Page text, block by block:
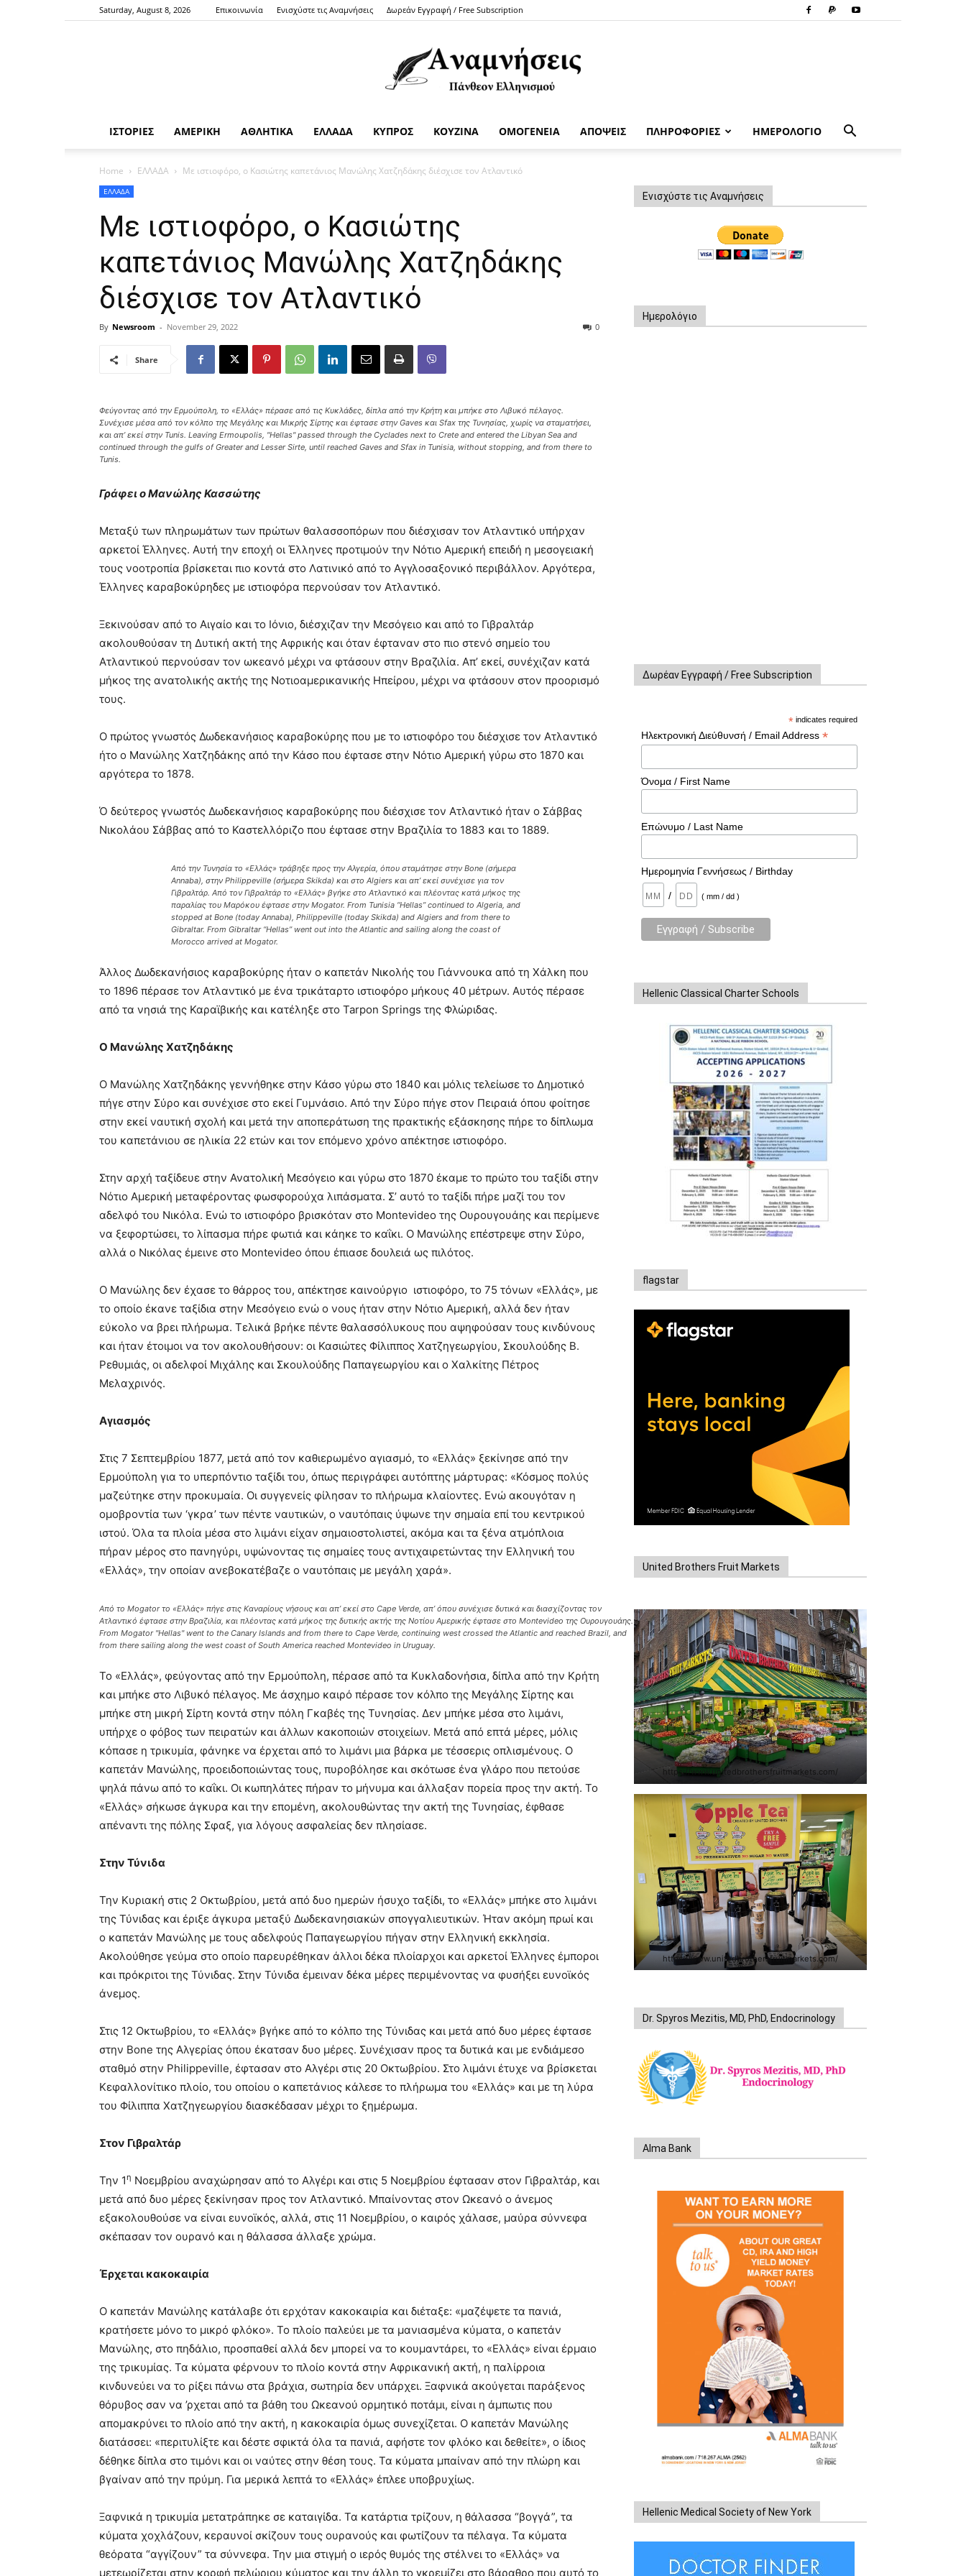
Saturday, August 8, 2026 Επικοινωνία Ενισχύστε τις Αναμνήσεις Δωρεάν Εγγραφή / Free Subscription
ΙΣΤΟΡΙΕΣ ΑΜΕΡΙΚΗ ΑΘΛΗΤΙΚΑ ΕΛΛΑΔΑ ΚΥΠΡΟΣ ΚΟΥΖΙΝΑ ΟΜΟΓΕΝΕΙΑ ΑΠΟΨΕΙΣ ΠΛΗΡΟΦΟΡΙΕΣ ΗΜΕΡΟΛΟΓΙΟ
Home ΕΛΛΑΔΑ Με ιστιοφόρο, ο Κασιώτης καπετάνιος Μανώλης Χατζηδάκης διέσχισε τον Ατλαντικό
ΕΛΛΑΔΑ
Με ιστιοφόρο, ο Κασιώτης
καπετάνιος Μανώλης Χατζηδάκης
διέσχισε τον Ατλαντικό
By Newsroom - November 29, 2022 0
Share
Φεύγοντας από την Ερμούπολη, το «Ελλάς» πέρασε από τις Κυκλάδες, δίπλα από την Κρήτη και μπήκε στο Λιβυκό πέλαγος.
Συνέχισε μέσα από τον κόλπο της Μεγάλης και Μικρής Σίρτης και έφτασε στην Gaves και Sfax της Τυνησίας, χωρίς να σταματήσει,
και απ’ εκεί στην Tunis. Leaving Ermoupolis, "Hellas" passed through the Cyclades next to Crete and entered the Libyan Sea and
continued through the gulfs of Greater and Lesser Sirte, until reached Gaves and Sfax in Tunisia, without stopping, and from there to
Tunis.
Γράφει ο Μανώλης Κασσώτης
Μεταξύ των πληρωμάτων των πρώτων θαλασσοπόρων που διέσχισαν τον Ατλαντικό υπήρχαν
αρκετοί Έλληνες. Αυτή την εποχή οι Έλληνες προτιμούν την Νότιο Αμερική επειδή η μεσογειακή
τους νοοτροπία βρίσκεται πιο κοντά στο Λατινικό από το Αγγλοσαξονικό περιβάλλον. Αργότερα,
Έλληνες καραβοκύρηδες με ιστιοφόρα περνούσαν τον Ατλαντικό.
Ξεκινούσαν από το Αιγαίο και το Ιόνιο, διέσχιζαν την Μεσόγειο και από το Γιβραλτάρ
ακολουθούσαν τη Δυτική ακτή της Αφρικής και όταν έφταναν στο πιο στενό σημείο του
Ατλαντικού περνούσαν τον ωκεανό μέχρι να φτάσουν στην Βραζιλία. Απ’ εκεί, συνέχιζαν κατά
μήκος της ανατολικής ακτής της Νοτιοαμερικανικής Ηπείρου, μέχρι να φτάσουν στον προορισμό
τους.
Ο πρώτος γνωστός Δωδεκανήσιος καραβοκύρης που με το ιστιοφόρο του διέσχισε τον Ατλαντικό
ήτο ο Μανώλης Χατζηδάκης από την Κάσο που έφτασε στην Νότιο Αμερική γύρω στο 1870 και
αργότερα το 1878.
Ό δεύτερος γνωστός Δωδεκανήσιος καραβοκύρης που διέσχισε τον Ατλαντικό ήταν ο Σάββας
Νικολάου Σάββας από το Καστελλόριζο που έφτασε στην Βραζιλία το 1883 και το 1889.
Από την Τυνησία το «Ελλάς» τράβηξε προς την Αλγερία, όπου σταμάτησε στην Bone (σήμερα
Annaba), στην Philippeville (σήμερα Skikda) και στο Algiers και απ’ εκεί συνέχισε για τον
Γιβραλτάρ. Από τον Γιβραλτάρ το «Ελλάς» βγήκε στο Ατλαντικό και πλέοντας κατά μήκος της
παραλίας του Μαρόκου έφτασε στην Mogator. From Tunisia “Hellas” continued to Algeria, and
stopped at Bone (today Annaba), Philippeville (today Skikda) and Algiers and from there to
Gibraltar. From Gibraltar “Hellas” went out into the Atlantic and sailing along the coast of
Morocco arrived at Mogator.
Άλλος Δωδεκανήσιος καραβοκύρης ήταν ο καπετάν Νικολής του Γιάννουκα από τη Χάλκη που
το 1896 πέρασε τον Ατλαντικό με ένα τρικάταρτο ιστιοφόρο μήκους 40 μέτρων. Αυτός πέρασε
από τα νησιά της Καραϊβικής και κατέληξε στο Tarpon Springs της Φλώριδας.
Ο Μανώλης Χατζηδάκης
Ο Μανώλης Χατζηδάκης γεννήθηκε στην Κάσο γύρω στο 1840 και μόλις τελείωσε το Δημοτικό
πήγε στην Σύρο και συνέχισε στο εκεί Γυμνάσιο. Από την Σύρο πήγε στον Πειραιά όπου φοίτησε
στην εκεί ναυτική σχολή και μετά την αποπεράτωση της πρακτικής εξάσκησης πήρε το δίπλωμα
του καπετάνιου σε ηλικία 22 ετών και τον επόμενο χρόνο απέκτησε ιστιοφόρο.
Στην αρχή ταξίδευε στην Ανατολική Μεσόγειο και γύρω στο 1870 έκαμε το πρώτο του ταξίδι στην
Νότιο Αμερική μεταφέροντας φωσφορούχα λιπάσματα. Σ’ αυτό το ταξίδι πήρε μαζί του τον
αδελφό του Νικόλα. Ενώ το ιστιοφόρο βρισκόταν στο Montevideo της Ουρουγουάης και περίμενε
να ξεφορτώσει, το λίπασμα πήρε φωτιά και κάηκε το καΐκι. Ο Μανώλης επέστρεψε στην Σύρο,
αλλά ο Νικόλας έμεινε στο Montevideo όπου έπιασε δουλειά ως πιλότος.
Ο Μανώλης δεν έχασε το θάρρος του, απέκτησε καινούργιο ιστιοφόρο, το 75 τόνων «Ελλάς», με
το οποίο έκανε ταξίδια στην Μεσόγειο ενώ ο νους ήταν στην Νότιο Αμερική, αλλά δεν ήταν
εύκολο να βρει πλήρωμα. Τελικά βρήκε πέντε θαλασσόλυκους που αψηφούσαν τους κινδύνους
και ήταν έτοιμοι να τον ακολουθήσουν: οι Κασιώτες Φίλιππος Χατζηγεωργίου, Σκουλούδης Β.
Ρεθυμιάς, οι αδελφοί Μιχάλης και Σκουλούδης Παπαγεωργίου και ο Χαλκίτης Πέτρος
Μελαχρινός.
Αγιασμός
Στις 7 Σεπτεμβρίου 1877, μετά από τον καθιερωμένο αγιασμό, το «Ελλάς» ξεκίνησε από την
Ερμούπολη για το υπερπόντιο ταξίδι του, όπως περιγράφει αυτόπτης μάρτυρας: «Κόσμος πολύς
μαζεύτηκε στην προκυμαία. Οι συγγενείς φίλησαν το πλήρωμα κλαίοντες. Ενώ ακουγόταν η
ομοβροντία των ‘γκρα’ των πέντε ναυτικών, ο ναυτόπαις ύψωνε την σημαία επί του κεντρικού
ιστού. Όλα τα πλοία μέσα στο λιμάνι είχαν σημαιοστολιστεί, ακόμα και τα ξένα ατμόπλοια
πήραν μέρος στο πανηγύρι, υψώνοντας τις σημαίες τους αντιχαιρετώντας την Ελληνική του
«Ελλάς», την οποίαν ανεβοκατέβαζε ο ναυτόπαις με μεγάλη χαρά».
Από το Mogator το «Ελλάς» πήγε στις Καναρίους νήσους και απ’ εκεί στο Cape Verde, απ’ όπου συνέχισε δυτικά και διασχίζοντας τον
Ατλαντικό έφτασε στην Βραζιλία, και πλέοντας κατά μήκος της δυτικής ακτής της Νοτίου Αμερικής έφτασε στο Montevideo της Ουρουγουάης.
From Mogator "Hellas" went to the Canary Islands and from there to Cape Verde, continuing west crossed the Atlantic and reached Brazil, and
from there sailing along the west coast of South America reached Montevideo in Uruguay.
Το «Ελλάς», φεύγοντας από την Ερμούπολη, πέρασε από τα Κυκλαδονήσια, δίπλα από την Κρήτη
και μπήκε στο Λιβυκό πέλαγος. Με άσχημο καιρό πέρασε τον κόλπο της Μεγάλης Σίρτης και
μπήκε στη μικρή Σίρτη κοντά στην πόλη Γκαβές της Τυνησίας. Δεν μπήκε μέσα στο λιμάνι,
υπήρχε ο φόβος των πειρατών και άλλων κακοποιών στοιχείων. Μετά από επτά μέρες, μόλις
κόπασε η τρικυμία, φάνηκε να έρχεται από το λιμάνι μια βάρκα με τέσσερις οπλισμένους. Ο
καπετάν Μανώλης, προειδοποιώντας τους, πυροβόλησε και σκότωσε ένα γλάρο που πετούσε
ψηλά πάνω από το καΐκι. Οι κωπηλάτες πήραν το μήνυμα και άλλαξαν πορεία προς την ακτή. Το
«Ελλάς» σήκωσε άγκυρα και την επομένη, ακολουθώντας την ακτή της Τυνησίας, έφθασε
απέναντι της πόλης Σφαξ, για λόγους ασφαλείας δεν πλησίασε.
Στην Τύνιδα
Την Κυριακή στις 2 Οκτωβρίου, μετά από δυο ημερών ήσυχο ταξίδι, το «Ελλάς» μπήκε στο λιμάνι
της Τύνιδας και έριξε άγκυρα μεταξύ Δωδεκανησιακών σπογγαλιευτικών. Ήταν ακόμη πρωί και
ο καπετάν Μανώλης με τους αδελφούς Παπαγεωργίου πήγαν στην Ελληνική εκκλησία.
Ακολούθησε γεύμα στο οποίο παρευρέθηκαν άλλοι δέκα πλοίαρχοι και αρκετοί Έλληνες έμποροι
και πρόκριτοι της Τύνιδας. Στην Τύνιδα έμειναν δέκα μέρες περιμένοντας να φυσήξει ευνοϊκός
άνεμος.
Στις 12 Οκτωβρίου, το «Ελλάς» βγήκε από το κόλπο της Τύνιδας και μετά από δυο μέρες έφτασε
στην Bone της Αλγερίας όπου έκατσαν δυο μέρες. Συνέχισαν προς τα δυτικά και με ενδιάμεσο
σταθμό στην Philippeville, έφτασαν στο Αλγέρι στις 20 Οκτωβρίου. Στο λιμάνι έτυχε να βρίσκεται
Κεφαλλονίτικο πλοίο, του οποίου ο καπετάνιος κάλεσε το πλήρωμα του «Ελλάς» και με τη λύρα
του Φίλιππα Χατζηγεωργίου διασκέδασαν μέχρι το ξημέρωμα.
Στον Γιβραλτάρ
Την 1η Νοεμβρίου αναχώρησαν από το Αλγέρι και στις 5 Νοεμβρίου έφτασαν στον Γιβραλτάρ, και
μετά από δυο μέρες ξεκίνησαν προς τον Ατλαντικό. Μπαίνοντας στον Ωκεανό ο άνεμος
εξακολουθούσε να είναι ευνοϊκός, αλλά, στις 11 Νοεμβρίου, ο καιρός χάλασε, μαύρα σύννεφα
σκέπασαν τον ουρανό και η θάλασσα άλλαξε χρώμα.
Έρχεται κακοκαιρία
Ο καπετάν Μανώλης κατάλαβε ότι ερχόταν κακοκαιρία και διέταξε: «μαζέψετε τα πανιά,
κρατήσετε μόνο το μικρό φλόκο». Το πλοίο παλεύει με τα μανιασμένα κύματα, ο καπετάν
Μανώλης, στο πηδάλιο, προσπαθεί αλλά δεν μπορεί να το κουμαντάρει, το «Ελλάς» είναι έρμαιο
της τρικυμίας. Τα κύματα φέρνουν το πλοίο κοντά στην Αφρικανική ακτή, η παλίρροια
κινδυνεύει να το ρίξει πάνω στα βράχια, σωτηρία δεν υπάρχει. Ξαφνικά ακούγεται παράξενος
θόρυβος σαν να ’ρχεται από τα βάθη του Ωκεανού ορμητικό ποτάμι, είναι η άμπωτις που
απομακρύνει το πλοίο από την ακτή, η κακοκαιρία όμως συνεχίζεται. Ο καπετάν Μανώλης
διατάσσει: «περιτυλίξτε και δέστε σφικτά όλα τα πανιά, αφήστε τον φλόκο και δεθείτε», ο ίδιος
δέθηκε δίπλα στο τιμόνι και οι ναύτες στην θέση τους. Τα κύματα μπαίναν από την πλώρη και
βγαίναν από την πρύμη. Για μερικά λεπτά το «Ελλάς» έπλεε υποβρυχίως.
Ξαφνικά η τρικυμία μετατράπηκε σε καταιγίδα. Τα κατάρτια τρίζουν, η θάλασσα “βογγά”, τα
κύματα χοχλάζουν, κεραυνοί σκίζουν τους ουρανούς και φωτίζουν τα πέλαγα. Τα κύματα
θεόρατα “αγγίζουν” τα σύννεφα. Την μια στιγμή ο ιερός θυμός της στέλνει το «Ελλάς» να
μετεωρίζεται στην κορφή πελώριου κύματος και την άλλη το γκρεμίζει στο βάραθρο που αυτό το
Ενισχύστε τις Αναμνήσεις
Ημερολόγιο
Δωρέαν Εγγραφή / Free Subscription
* indicates required
Ηλεκτρονική Διεύθυνσή / Email Address *
Όνομα / First Name
Επώνυμο / Last Name
Ημερομηνία Γεννήσεως / Birthday
/ ( mm / dd )
Hellenic Classical Charter Schools
flagstar
United Brothers Fruit Markets
https://www.unitedbrothersfruitmarkets.com/
https://www.unitedbrothersfruitmarkets.com/
Dr. Spyros Mezitis, MD, PhD, Endocrinology
Alma Bank
Hellenic Medical Society of New York